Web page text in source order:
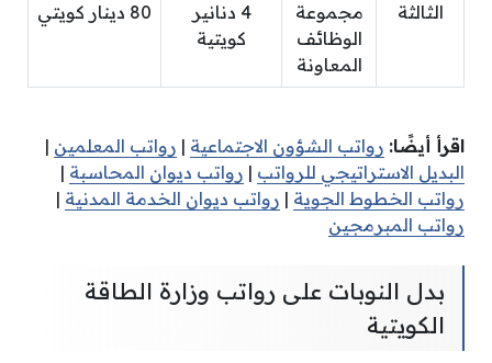
الثالثة
مجموعة
الوظائف
المعاونة
4 دنانير
كويتية
80 دينار كويتي
اقرأ أيضًا: رواتب الشؤون الاجتماعية | رواتب المعلمين |
البديل الاستراتيجي للرواتب | رواتب ديوان المحاسبة |
رواتب الخطوط الجوية | رواتب ديوان الخدمة المدنية |
رواتب المبرمجين
بدل النوبات على رواتب وزارة الطاقة
الكويتية